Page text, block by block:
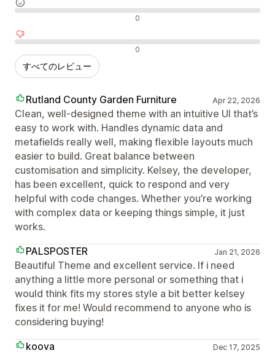
中間的なレビュー 0
否定的なレビュー 0
すべてのレビュー
Rutland County Garden Furniture Apr 22, 2026
Clean, well-designed theme with an intuitive UI that’s
easy to work with. Handles dynamic data and
metafields really well, making flexible layouts much
easier to build. Great balance between
customisation and simplicity. Kelsey, the developer,
has been excellent, quick to respond and very
helpful with code changes. Whether you’re working
with complex data or keeping things simple, it just
works.
PALSPOSTER
Jan 21, 2026
Beautiful Theme and excellent service. If i need
anything a little more personal or something that i
would think fits my stores style a bit better kelsey
fixes it for me! Would recommend to anyone who is
considering buying!
koova
Dec 17, 2025